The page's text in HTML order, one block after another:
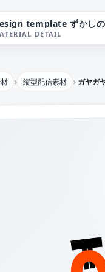
template ずかし
DETAIL
縦型配信素材 ガヤガ